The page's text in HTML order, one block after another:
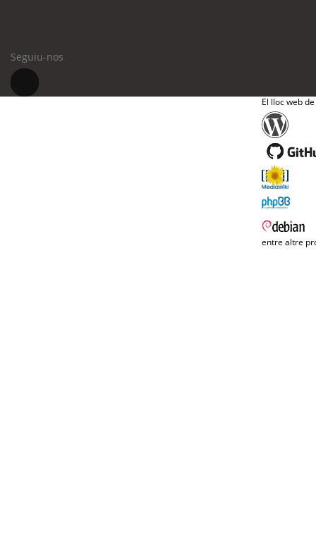
Seguiu-nos
El lloc web
entre altre